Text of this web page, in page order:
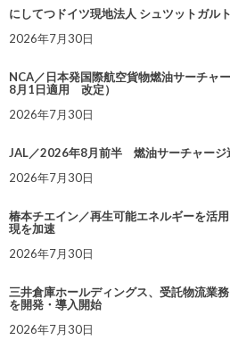
にしてつドイツ現地法人 シュツットガル
2026年7月30日
NCA／日本発国際航空貨物燃油サーチャ
8月1日適用 改定）
2026年7月30日
JAL／2026年8月前半 燃油サーチャージ
2026年7月30日
椿本チエイン／再生可能エネルギーを活
現を加速
2026年7月30日
三井倉庫ホールディングス、受託物流業
を開発・導入開始
2026年7月30日